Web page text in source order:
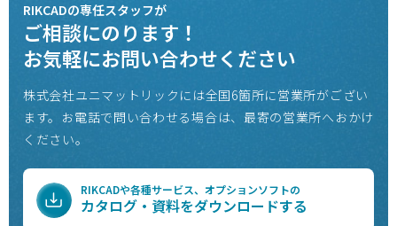
RIKCADの専任スタッフが
ご相談にのります！
お気軽にお問い合わせください
株式会社ユニマットリックには全国6箇所に営業所がござい
ます。 お電話で問い合わせる場合は、最寄の営業所へおかけ
ください。
RIKCADや各種サービス、オプションソフトの
カタログ・資料をダウンロードする